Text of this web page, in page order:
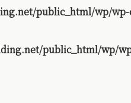
public_html/wp/
public_html/wp/